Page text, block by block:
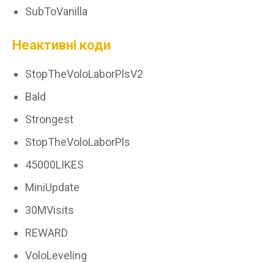
SubToVanilla
Неактивні коди
StopTheVoloLaborPlsV2
Bald
Strongest
StopTheVoloLaborPls
45000LIKES
MiniUpdate
30MVisits
REWARD
VoloLeveling